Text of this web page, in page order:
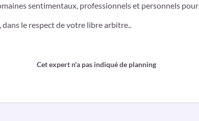
sentimentaux, professionnels et personnels
le respect de votre libre arbitre..
Cet expert n'a pas indiqué de planning